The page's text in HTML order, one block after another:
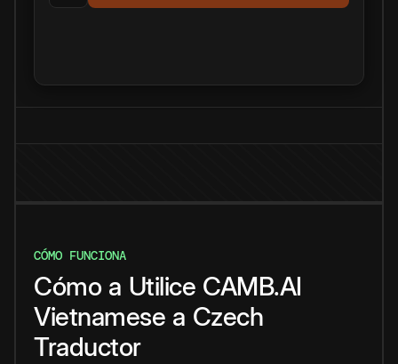
CÓMO FUNCIONA
Cómo a Utilice CAMB.AI
Vietnamese a Czech
Traductor